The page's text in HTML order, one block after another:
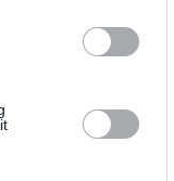
SOBRE
es la
Navega por las
del otro extremo del